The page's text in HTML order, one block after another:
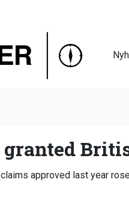
approved last year